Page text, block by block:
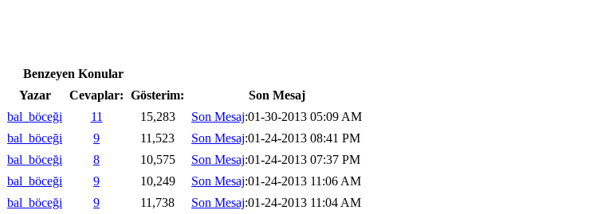
Benzeyen Konular
Yazar Cevaplar: Gösterim:
Son Mesaj
bal_böceği 11 15,283 Son Mesaj:01-30-2013 05:09 AM
bal_böceği 9 11,523 Son Mesaj:01-24-2013 08:41 PM
bal_böceği 8 10,575 Son Mesaj:01-24-2013 07:37 PM
bal_böceği 9 10,249 Son Mesaj:01-24-2013 11:06 AM
bal_böceği 9 11,738 Son Mesaj:01-24-2013 11:04 AM